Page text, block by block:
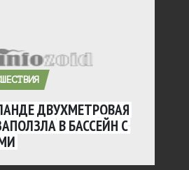
ДВУХМЕТРОВАЯ
В БАССЕЙН С